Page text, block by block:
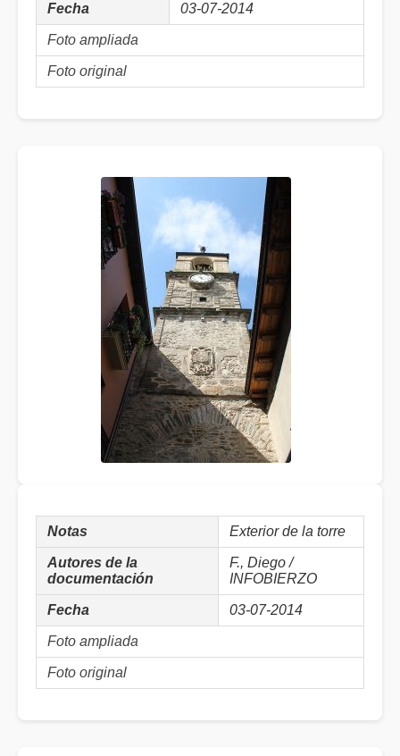
Fecha 03-07-2014
Foto ampliada
Foto original
Notas Exterior de la torre
Autores de la
documentación
F., Diego /
INFOBIERZO
Fecha 03-07-2014
Foto ampliada
Foto original